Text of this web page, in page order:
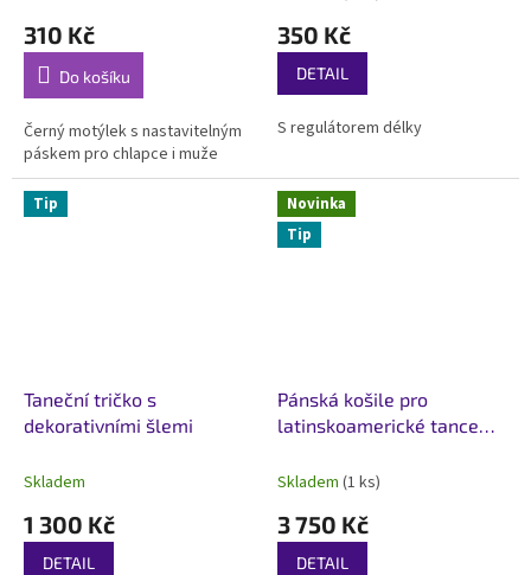
310 Kč
Do košíku
Černý motýlek s nastavitelným
páskem pro chlapce i muže
350 Kč
DETAIL
S regulátorem délky
Tip
Taneční tričko s
dekorativními šlemi
Skladem
1 300 Kč
DETAIL
Novinka
Tip
Pánská košile pro
latinskoamerické tance
Skladem (1 ks)
3 750 Kč
DETAIL